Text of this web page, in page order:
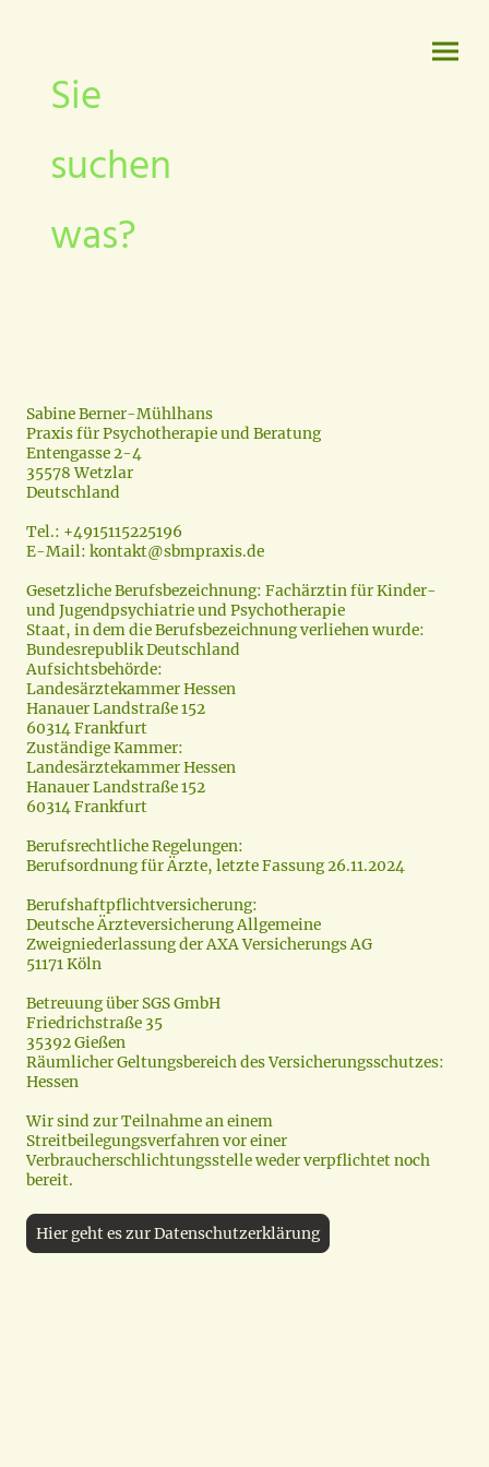
Sie
suchen
was?
Sabine Berner-Mühlhans
Praxis für Psychotherapie und Beratung
Entengasse 2-4
35578 Wetzlar
Deutschland
Tel.: +4915115225196
E-Mail: kontakt@sbmpraxis.de
Gesetzliche Berufsbezeichnung: Fachärztin für Kinder-
und Jugendpsychiatrie und Psychotherapie
Staat, in dem die Berufsbezeichnung verliehen wurde:
Bundesrepublik Deutschland
Aufsichtsbehörde:
Landesärztekammer Hessen
Hanauer Landstraße 152
60314 Frankfurt
Zuständige Kammer:
Landesärztekammer Hessen
Hanauer Landstraße 152
60314 Frankfurt
Berufsrechtliche Regelungen:
Berufsordnung für Ärzte, letzte Fassung 26.11.2024
Berufshaftpflichtversicherung:
Deutsche Ärzteversicherung Allgemeine
Zweigniederlassung der AXA Versicherungs AG
51171 Köln
Betreuung über SGS GmbH
Friedrichstraße 35
35392 Gießen
Räumlicher Geltungsbereich des Versicherungsschutzes:
Hessen
Wir sind zur Teilnahme an einem
Streitbeilegungsverfahren vor einer
Verbraucherschlichtungsstelle weder verpflichtet noch
bereit.
Hier geht es zur Datenschutzerklärung